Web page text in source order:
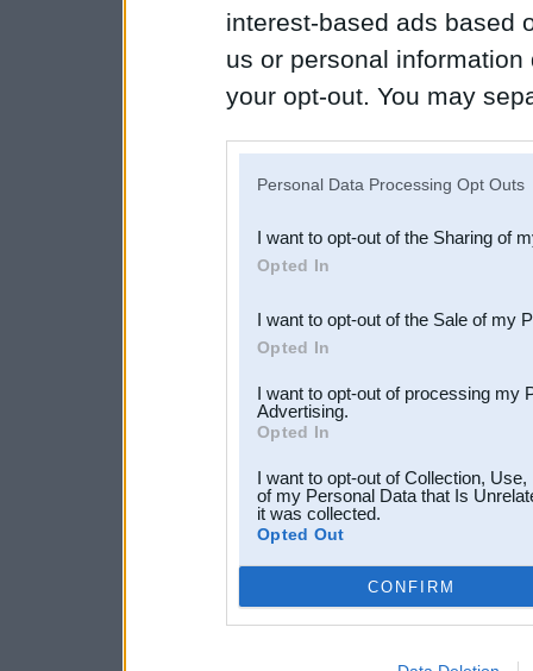
interest-based ads based
us or personal
your opt-out. You may
Downstream Participants
third parties.
Personal Data Processing Opt Outs
I want to opt-out of the Sharing of
Opted In
I want to opt-out of the Sale of my
Opted In
I want to opt-out of processing my
Advertising.
Opted In
I want to opt-out of Collection,
of my Personal Data that Is
it was collected.
Opted Out
CONFIRM